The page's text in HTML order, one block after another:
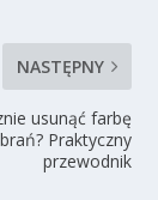
NASTĘPNY
usunąć farbę
Praktyczny
przewodnik